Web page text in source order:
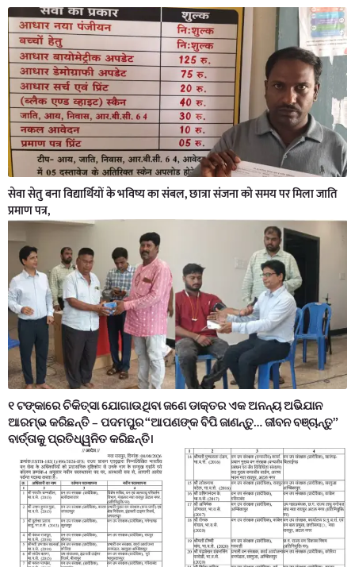
सेवा सेतु बना विद्यार्थियों के भविष्य का संबल, छात्रा संजना को समय पर मिला जाति
प्रमाण पत्र,
୧ ଟଙ୍କାରେ ଚିକିତ୍ସା ଯୋଗାଉଥିବା ଜଣେ ଡାକ୍ତର ଏକ ଅନନ୍ୟ ଅଭିଯାନ
ଆରମ୍ଭ କରିଛନ୍ତି – ପଦମପୁର “ଆପଣଙ୍କ ବିପି ଜାଣନ୍ତୁ… ଜୀବନ ବଞ୍ଚାନ୍ତୁ”
ବାର୍ତ୍ତାକୁ ପ୍ରତିଧ୍ୱନିତ କରିଛନ୍ତି।